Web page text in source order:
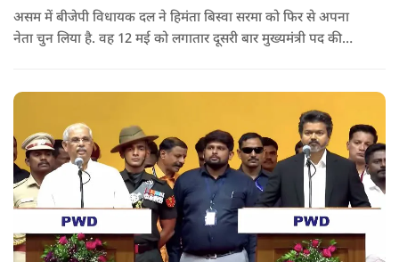
असम में बीजेपी विधायक दल ने हिमंता बिस्वा सरमा को फिर से अपना
नेता चुन लिया है. वह 12 मई को लगातार दूसरी बार मुख्यमंत्री पद की